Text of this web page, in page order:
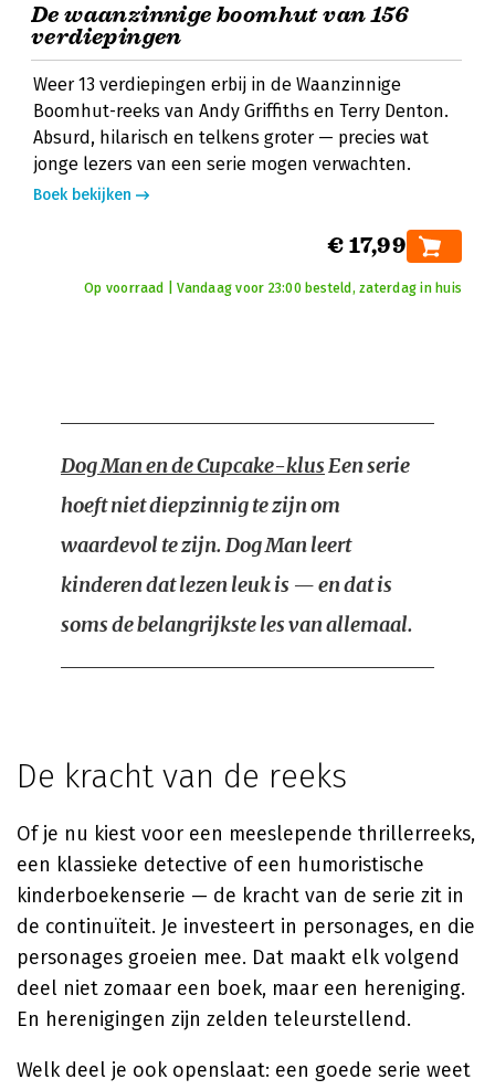
De waanzinnige boomhut van 156
verdiepingen
Weer 13 verdiepingen erbij in de Waanzinnige
Boomhut-reeks van Andy Griffiths en Terry Denton.
Absurd, hilarisch en telkens groter — precies wat
jonge lezers van een serie mogen verwachten.
Boek bekijken
€ 17,99
Op voorraad | Vandaag voor 23:00 besteld, zaterdag in huis
Dog Man en de Cupcake-klusEen serie
hoeft niet diepzinnig te zijn om
waardevol te zijn. Dog Man leert
kinderen dat lezen leuk is — en dat is
soms de belangrijkste les van allemaal.
De kracht van de reeks
Of je nu kiest voor een meeslepende thrillerreeks,
een klassieke detective of een humoristische
kinderboekenserie — de kracht van de serie zit in
de continuïteit. Je investeert in personages, en die
personages groeien mee. Dat maakt elk volgend
deel niet zomaar een boek, maar een hereniging.
En herenigingen zijn zelden teleurstellend.
Welk deel je ook openslaat: een goede serie weet